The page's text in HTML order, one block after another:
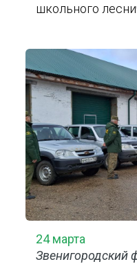
школьного
24 марта
Звенигородский